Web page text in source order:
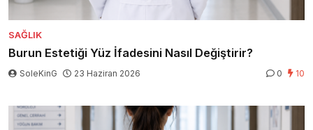
SAĞLIK
Burun Estetiği Yüz İfadesini Nasıl Değiştirir?
SoleKinG 23 Haziran 2026 0 10